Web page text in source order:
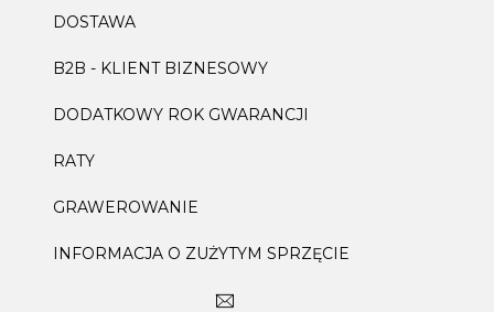
DOSTAWA
B2B - KLIENT BIZNESOWY
DODATKOWY ROK GWARANCJI
RATY
GRAWEROWANIE
INFORMACJA O ZUŻYTYM SPRZĘCIE